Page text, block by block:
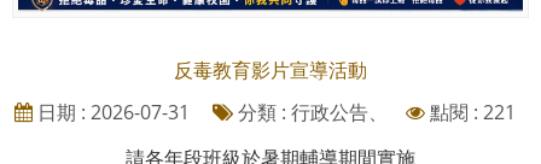
反毒教育影片宣導活動
日期 : 2026-07-31
分類 : 行政公告、
點閱 : 221
請各年段班級於暑期輔導期間實施